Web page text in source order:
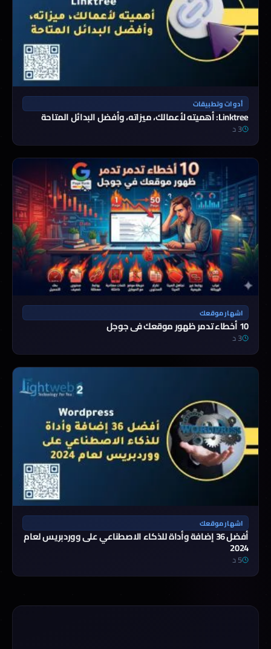
أدوات وتطبيقات
Linktree: أهميته لأعمالك، ميزاته، وأفضل البدائل المتاحة
3 د
اشهار موقعك
10 أخطاء تدمر ظهور موقعك في جوجل
3 د
اشهار موقعك
أفضل 36 إضافة وأداة للذكاء الاصطناعي على ووردبريس لعام
2024
5 د